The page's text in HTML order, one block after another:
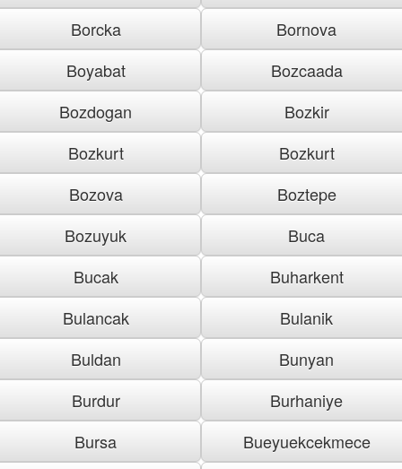
Borcka
Bornova
Boyabat
Bozcaada
Bozdogan
Bozkir
Bozkurt
Bozkurt
Bozova
Boztepe
Bozuyuk
Buca
Bucak
Buharkent
Bulancak
Bulanik
Buldan
Bunyan
Burdur
Burhaniye
Bursa
Bueyuekcekmece